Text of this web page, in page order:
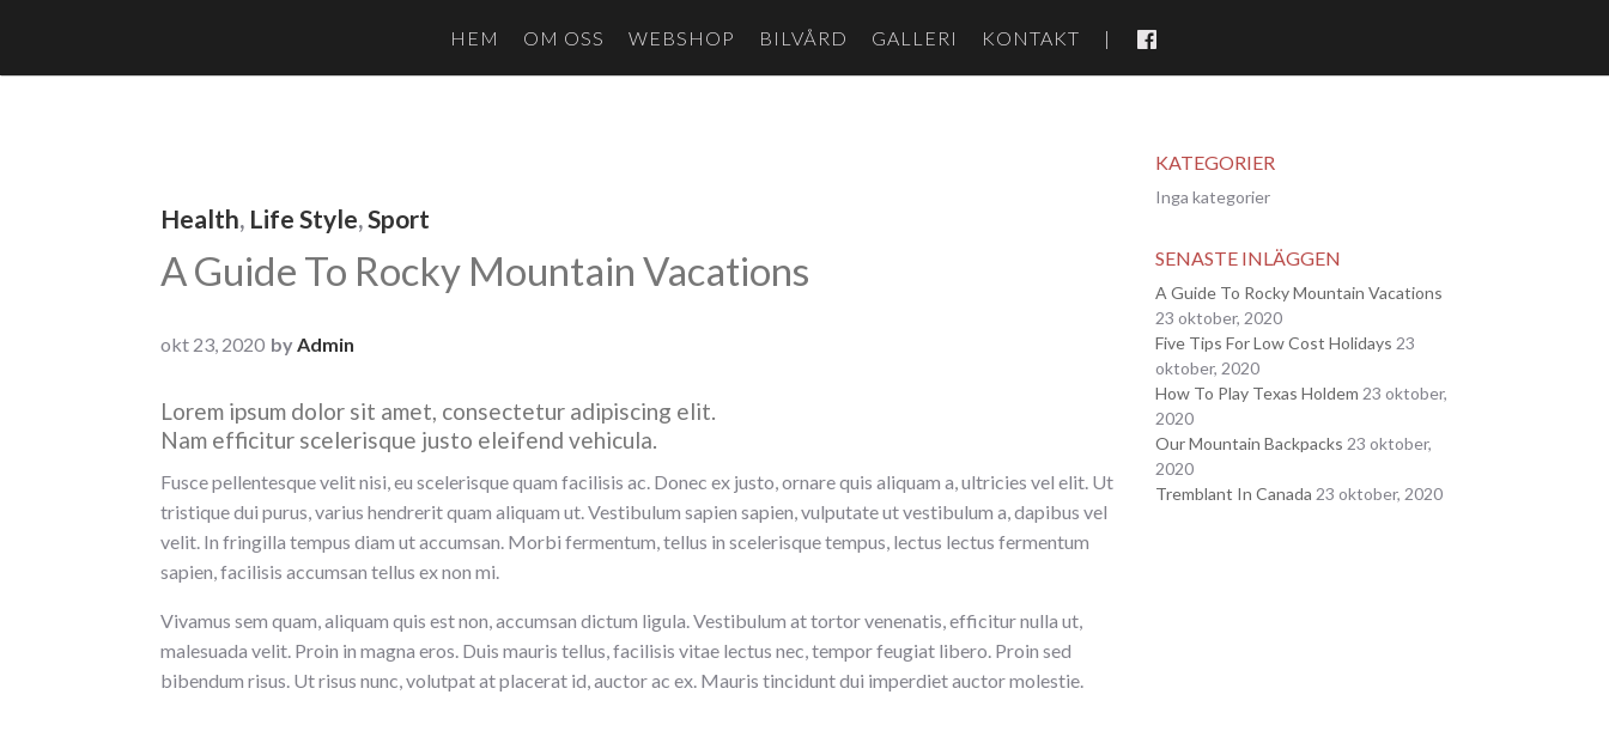
HEM OM OSS WEBSHOP BILVÅRD GALLERI KONTAKT |
Health, Life Style,Sport
A Guide To Rocky Mountain Vacations
okt 23, 2020 by Admin
Lorem ipsum dolor sit amet, consectetur adipiscing elit.
Nam efficitur scelerisque justo eleifend vehicula.
Fusce pellentesque velit nisi, eu scelerisque quam facilisis ac. Donec ex justo, ornare quis aliquam a, ultricies vel elit. Ut
tristique dui purus, varius hendrerit quam aliquam ut. Vestibulum sapien sapien, vulputate ut vestibulum a, dapibus vel
velit. In fringilla tempus diam ut accumsan. Morbi fermentum, tellus in scelerisque tempus, lectus lectus fermentum
sapien, facilisis accumsan tellus ex non mi.
Vivamus sem quam, aliquam quis est non, accumsan dictum ligula. Vestibulum at tortor venenatis, efficitur nulla ut,
malesuada velit. Proin in magna eros. Duis mauris tellus, facilisis vitae lectus nec, tempor feugiat libero. Proin sed
bibendum risus. Ut risus nunc, volutpat at placerat id, auctor ac ex. Mauris tincidunt dui imperdiet auctor molestie.
KATEGORIER
Inga kategorier
SENASTE INLÄGGEN
A Guide To Rocky Mountain Vacations
23 oktober, 2020
Five Tips For Low Cost Holidays 23
oktober, 2020
How To Play Texas Holdem 23 oktober,
2020
Our Mountain Backpacks 23 oktober,
2020
Tremblant In Canada 23 oktober, 2020